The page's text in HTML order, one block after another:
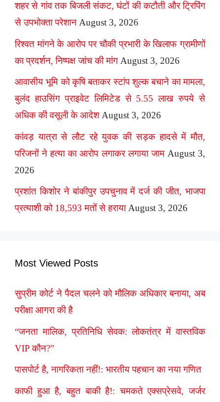
शहर से गांव तक बिजली संकट, घंटों की कटौती और ट्रिपिंग
से उपभोक्ता परेशान August 3, 2026
रिश्वत मांगने के आरोप पर चौकी प्रभारी के खिलाफ ग्रामीणों
का प्रदर्शन, निष्पक्ष जांच की मांग August 3, 2026
आवासीय भूमि को कृषि बताकर स्टांप शुल्क बचाने का मामला,
बुलंद हाउसिंग प्राइवेट लिमिटेड से 5.55 लाख रुपये से
अधिक की वसूली के आदेश August 3, 2026
कांवड़ यात्रा से लौट रहे युवक की सड़क हादसे में मौत,
परिजनों ने हत्या का आरोप लगाकर लगाया जाम August 3,
2026
प्रशांत किशोर ने बांकीपुर उपचुनाव में दर्ज की जीत, भाजपा
प्रत्याशी को 18,593 मतों से हराया August 3, 2026
Most Viewed Posts
सुप्रीम कोर्ट ने पैदल चलने को मौलिक अधिकार बनाया, अब
परीक्षा आगरा की है
“जनता मालिक, प्रतिनिधि सेवक: लोकतंत्र में वास्तविक
VIP कौन?”
पासपोर्ट है, नागरिकता नहीं!: भारतीय पहचान का नया गणित
काफी हुआ है, बहुत बाकी है!: चमकते एक्सप्रेसवे, जर्जर